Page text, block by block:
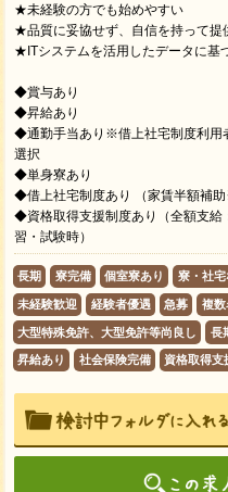
★未経験の方でも始めやすい
★品質に妥協せず、自信を持って提
★ITシステムを活用したデータに基
◆賞与あり
◆昇給あり
◆通勤手当あり※借上社宅制度利用
選択
◆単身寮あり
◆借上社宅制度あり （家賃半額補助
◆資格取得支援制度あり（全額支給
習・試験時）
長期 寮完備 個室寮あり 寮・社
未経験歓迎 経験者優遇 急募 複数
大型特殊免許、大型免許等尚良し 長
昇給あり 社会保険完備 資格取得支